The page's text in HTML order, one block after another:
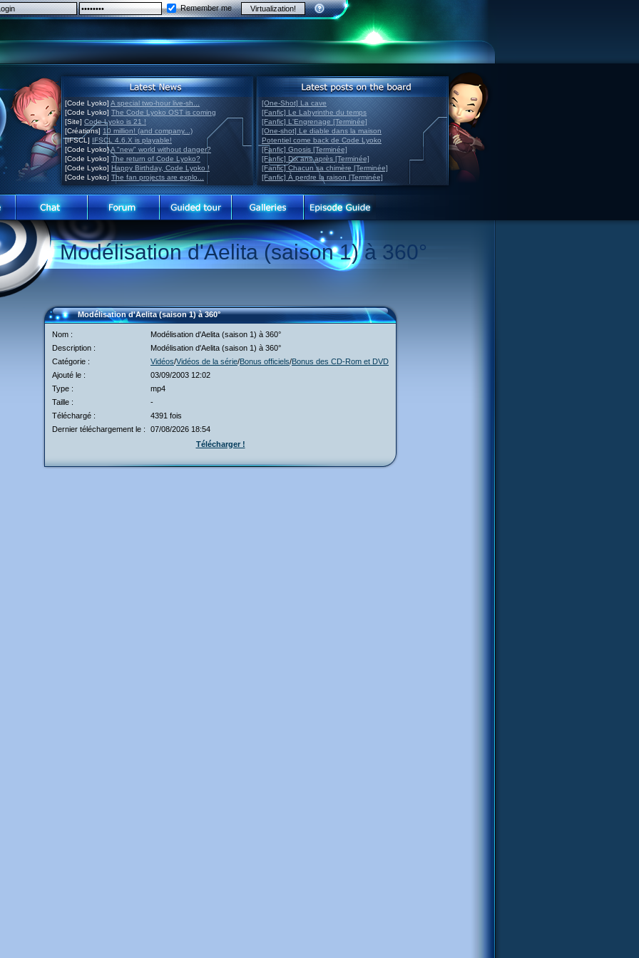
Remember me
[Code Lyoko] A special two-hour live-sh...
[Code Lyoko] The Code Lyoko OST is coming
[Site] Code Lyoko is 21 !
[Créations] 10 million! (and company...)
[IFSCL] IFSCL 4.6.X is playable!
[Code Lyoko]A "new" world without danger?
[Code Lyoko] The return of Code Lyoko?
[Code Lyoko] Happy Birthday, Code Lyoko !
[Code Lyoko] The fan projects are explo...
[One-Shot] La cave
[Fanfic] Le Labyrinthe du temps
[Fanfic] L'Engrenage [Terminée]
[One-shot] Le diable dans la maison
Potentiel come back de Code Lyoko
[Fanfic] Gnosis [Terminée]
[Fanfic] Dix ans après [Terminée]
[Fanfic] Chacun sa chimère [Terminée]
[Fanfic] À perdre la raison [Terminée]
Modélisation d'Aelita (saison 1) à 360°
Modélisation d'Aelita (saison 1) à 360°
Nom :
Modélisation d'Aelita (saison 1) à 360°
Description :
Modélisation d'Aelita (saison 1) à 360°
Catégorie :
Vidéos/Vidéos de la série/Bonus officiels/Bonus des CD-Rom et DVD
Ajouté le :
03/09/2003 12:02
Type :
mp4
Taille :
-
Téléchargé :
4391 fois
Dernier téléchargement le :
07/08/2026 18:54
Télécharger !